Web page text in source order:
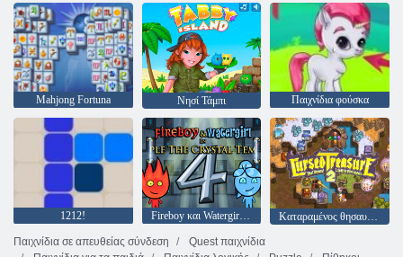
Mahjong Fortuna Νησί Τάμπι Παιχνίδια φούσκα
1212! Fireboy και Watergirl 4: Crystal Temple
Καταραμένος θησαυρός 2
Παιχνίδια σε απευθείας σύνδεση
Quest παιχνίδια